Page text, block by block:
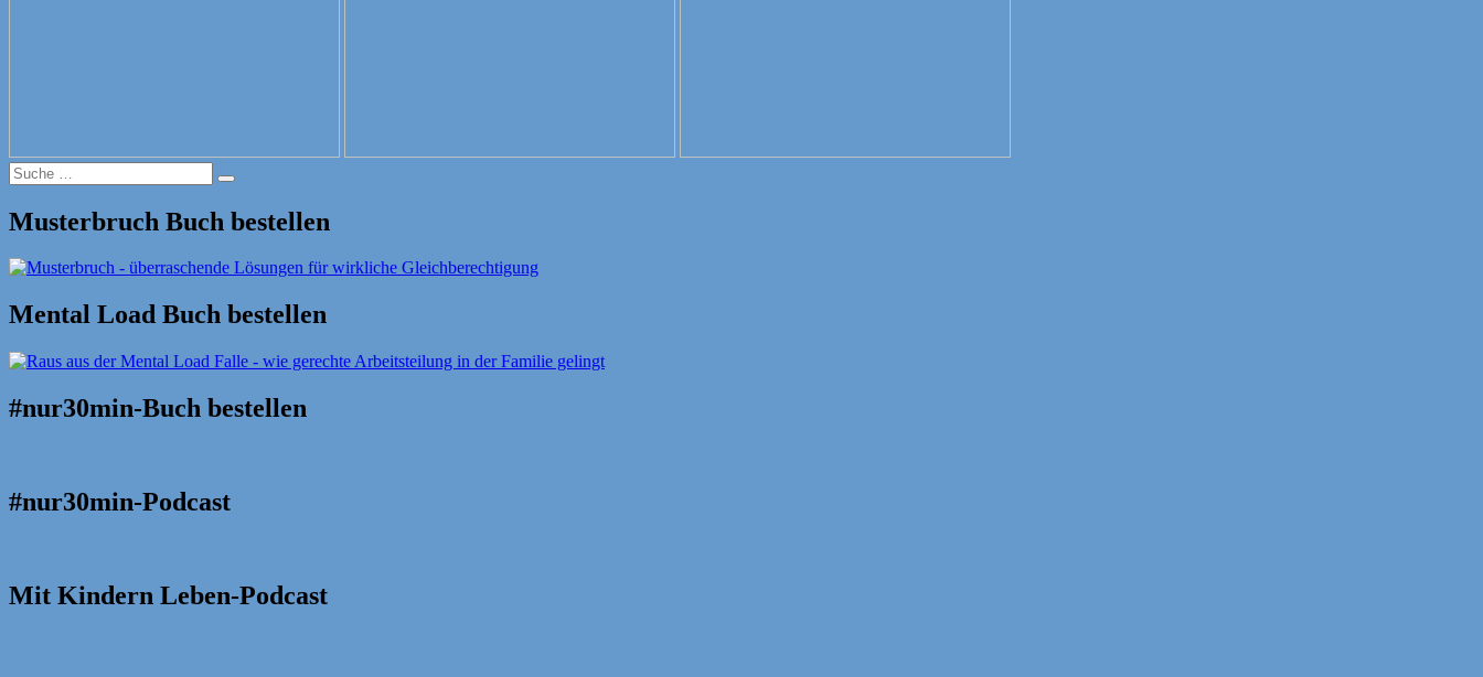
Suche
nach:
Suche
Musterbruch Buch bestellen
Mental Load Buch bestellen
#nur30min-Buch bestellen
#nur30min-Podcast
Mit Kindern Leben-Podcast